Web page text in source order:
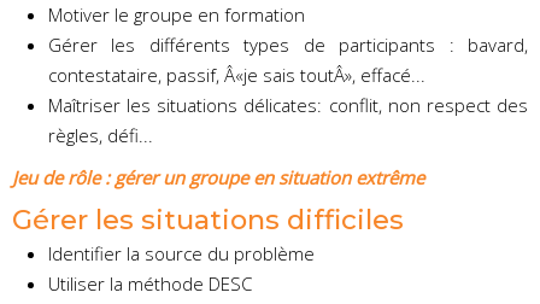
Motiver le groupe en formation
Gérer les différents types de participants : bavard,
contestataire, passif, Â«je sais toutÂ», effacé...
Maîtriser les situations délicates: conflit, non respect des
règles, défi...
Jeu de rôle : gérer un groupe en situation extrême
Gérer les situations difficiles
Identifier la source du problème
Utiliser la méthode DESC